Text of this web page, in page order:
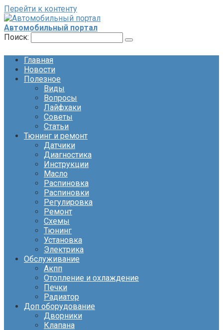
Перейти к контенту
Автомобильный портал
Поиск:
Главная
Новости
Полезное
Виды
Вопросы
Лайфхаки
Советы
Статьи
Тюнинг и ремонт
Датчики
Диагностика
Инструкции
Масло
Распиновка
Распиновки
Регулировка
Ремонт
Схемы
Тюнинг
Установка
Электрика
Обслуживание
Акпп
Отопление и охлаждение
Печки
Радиатор
Доп оборудование
Дворники
Клапана